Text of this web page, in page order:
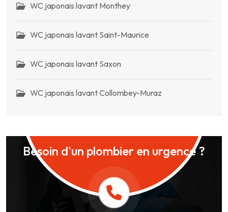
WC japonais lavant Monthey
WC japonais lavant Saint-Maurice
WC japonais lavant Saxon
WC japonais lavant Collombey-Muraz
Besoin d'un plombier en urgence ?